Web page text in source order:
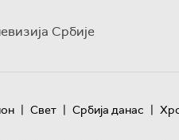
Србије
| Свет | Србија данас |